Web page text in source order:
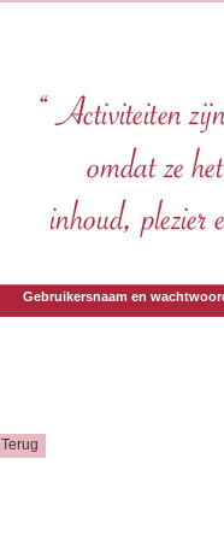
Gebruikersnaam en
Terug